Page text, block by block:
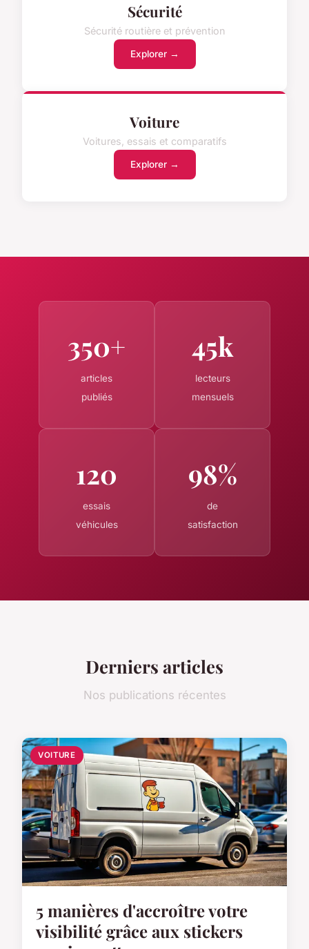
Sécurité
Sécurité routière et prévention
Explorer →
Voiture
Voitures, essais et comparatifs
Explorer →
350+
articles
publiés
45k
lecteurs
mensuels
120
essais
véhicules
98%
de
satisfaction
Derniers articles
Nos publications récentes
VOITURE
5 manières d'accroître votre
visibilité grâce aux stickers